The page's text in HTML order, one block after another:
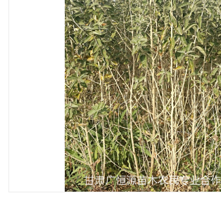
白刺苗
红柳苗
柽柳苗
四翅滨藜